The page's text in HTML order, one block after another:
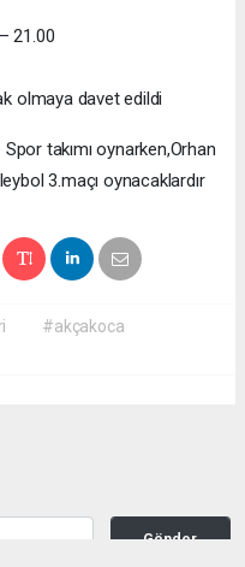
21.00
olmaya davet edildi
takımı oynarken,Orhan
3.maçı oynacaklardır
#akçakoca
Gönder